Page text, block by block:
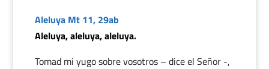
Aleluya Mt 11, 29ab
Aleluya, aleluya, aleluya.
Tomad mi yugo sobre vosotros – dice el Señor -,